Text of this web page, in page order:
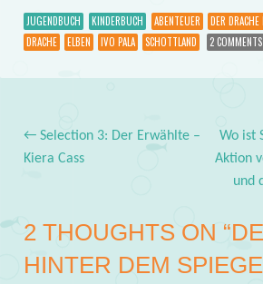
JUGENDBUCH KINDERBUCH ABENTEUER
DER
DRACHE
ELBEN IVO PALA SCHOTTLAND 2 COMMENTS
Post navigation
←Selection 3: Der Erwählte –
Kiera Cass
Wo ist
Aktion
und
2 THOUGHTS ON “
HINTER DEM